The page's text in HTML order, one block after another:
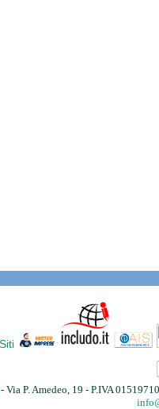
- Via P. Amedeo, 19 - P.IVA